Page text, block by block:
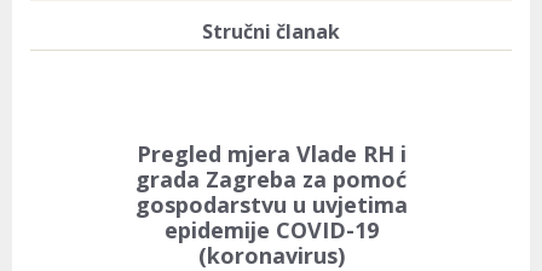
Stručni članak
Pregled mjera Vlade RH i
grada Zagreba za pomoć
gospodarstvu u uvjetima
epidemije COVID-19
(koronavirus)